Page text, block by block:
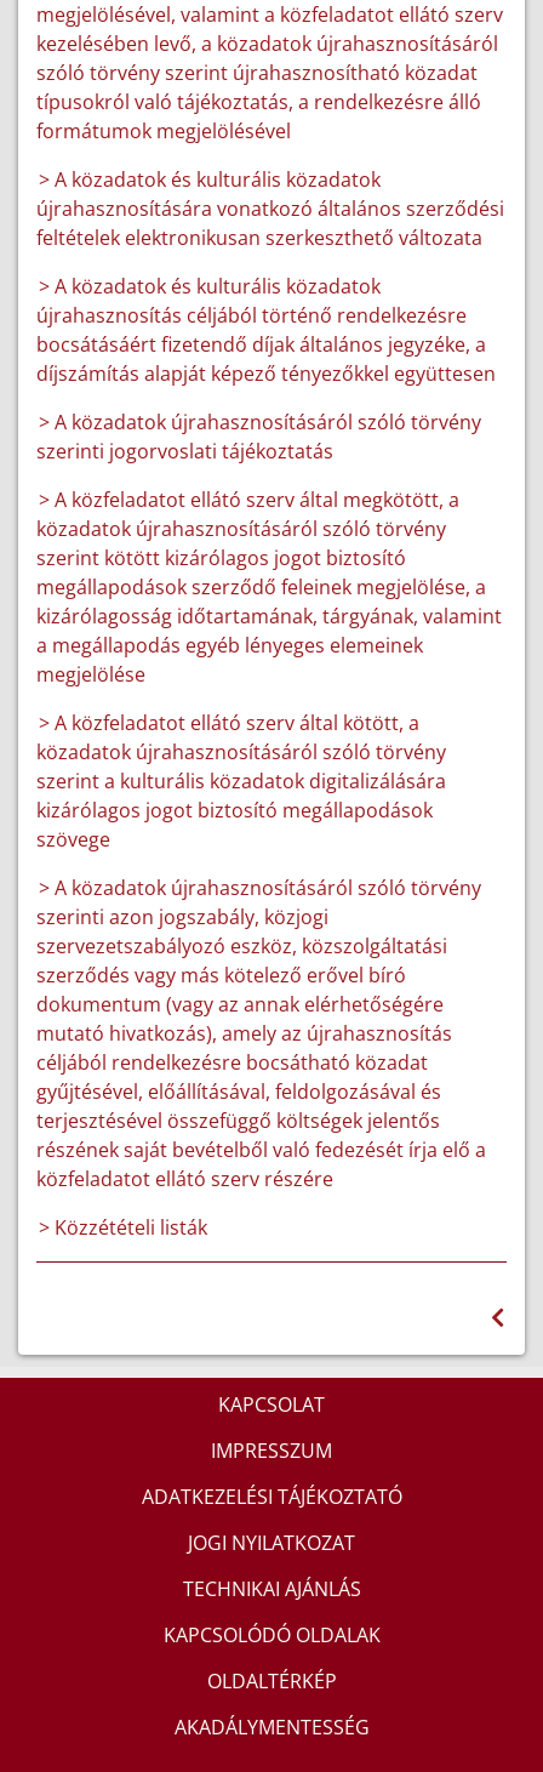
megjelölésével, valamint a közfeladatot ellátó szerv
kezelésében levő, a közadatok újrahasznosításáról
szóló törvény szerint újrahasznosítható közadat
típusokról való tájékoztatás, a rendelkezésre álló
formátumok megjelölésével
> A közadatok és kulturális közadatok
újrahasznosítására vonatkozó általános szerződési
feltételek elektronikusan szerkeszthető változata
> A közadatok és kulturális közadatok
újrahasznosítás céljából történő rendelkezésre
bocsátásáért fizetendő díjak általános jegyzéke, a
díjszámítás alapját képező tényezőkkel együttesen
> A közadatok újrahasznosításáról szóló törvény
szerinti jogorvoslati tájékoztatás
> A közfeladatot ellátó szerv által megkötött, a
közadatok újrahasznosításáról szóló törvény
szerint kötött kizárólagos jogot biztosító
megállapodások szerződő feleinek megjelölése, a
kizárólagosság időtartamának, tárgyának, valamint
a megállapodás egyéb lényeges elemeinek
megjelölése
> A közfeladatot ellátó szerv által kötött, a
közadatok újrahasznosításáról szóló törvény
szerint a kulturális közadatok digitalizálására
kizárólagos jogot biztosító megállapodások
szövege
> A közadatok újrahasznosításáról szóló törvény
szerinti azon jogszabály, közjogi
szervezetszabályozó eszköz, közszolgáltatási
szerződés vagy más kötelező erővel bíró
dokumentum (vagy az annak elérhetőségére
mutató hivatkozás), amely az újrahasznosítás
céljából rendelkezésre bocsátható közadat
gyűjtésével, előállításával, feldolgozásával és
terjesztésével összefüggő költségek jelentős
részének saját bevételből való fedezését írja elő a
közfeladatot ellátó szerv részére
> Közzétételi listák
KAPCSOLAT
IMPRESSZUM
ADATKEZELÉSI TÁJÉKOZTATÓ
JOGI NYILATKOZAT
TECHNIKAI AJÁNLÁS
KAPCSOLÓDÓ OLDALAK
OLDALTÉRKÉP
AKADÁLYMENTESSÉG